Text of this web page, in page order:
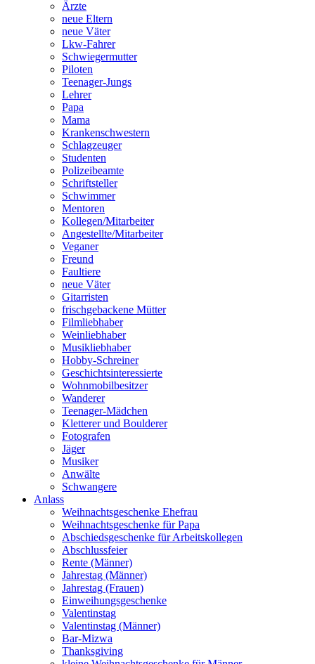
Ärzte
neue Eltern
neue Väter
Lkw-Fahrer
Schwiegermutter
Piloten
Teenager-Jungs
Lehrer
Papa
Mama
Krankenschwestern
Schlagzeuger
Studenten
Polizeibeamte
Schriftsteller
Schwimmer
Mentoren
Kollegen/Mitarbeiter
Angestellte/Mitarbeiter
Veganer
Freund
Faultiere
neue Väter
Gitarristen
frischgebackene Mütter
Filmliebhaber
Weinliebhaber
Musikliebhaber
Hobby-Schreiner
Geschichtsinteressierte
Wohnmobilbesitzer
Wanderer
Teenager-Mädchen
Kletterer und Boulderer
Fotografen
Jäger
Musiker
Anwälte
Schwangere
Anlass
Weihnachtsgeschenke Ehefrau
Weihnachtsgeschenke für Papa
Abschiedsgeschenke für Arbeitskollegen
Abschlussfeier
Rente (Männer)
Jahrestag (Männer)
Jahrestag (Frauen)
Einweihungsgeschenke
Valentinstag
Valentinstag (Männer)
Bar-Mizwa
Thanksgiving